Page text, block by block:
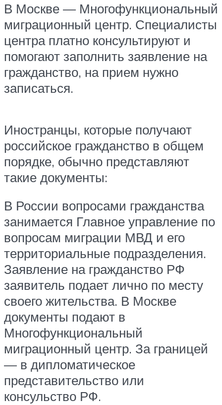
В Москве — Многофункциональный
миграционный центр. Специалисты
центра платно консультируют и
помогают заполнить заявление на
гражданство, на прием нужно
записаться.
Иностранцы, которые получают
российское гражданство в общем
порядке, обычно представляют
такие документы:
В России вопросами гражданства
занимается Главное управление по
вопросам миграции МВД и его
территориальные подразделения.
Заявление на гражданство РФ
заявитель подает лично по месту
своего жительства. В Москве
документы подают в
Многофункциональный
миграционный центр. За границей
— в дипломатическое
представительство или
консульство РФ.